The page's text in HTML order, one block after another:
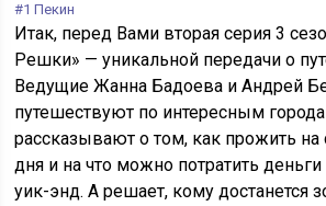
#1 Пекин
Итак, перед Вами вторая серия 3
Решки» — уникальной передачи о
Ведущие Жанна Бадоева и Андрей
путешествуют по интересным
рассказывают о том, как прожить на
дня и на что можно потратить
уик-энд. А решает, кому достанется